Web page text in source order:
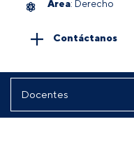
Área: Derecho
Contáctanos